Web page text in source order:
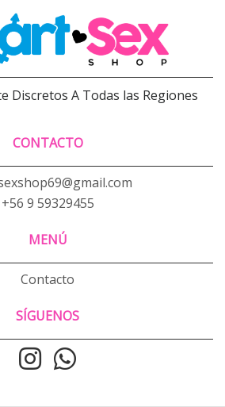
Discretos A Todas las Regiones
CONTACTO
+56 9 59329455
MENÚ
Contacto
SÍGUENOS